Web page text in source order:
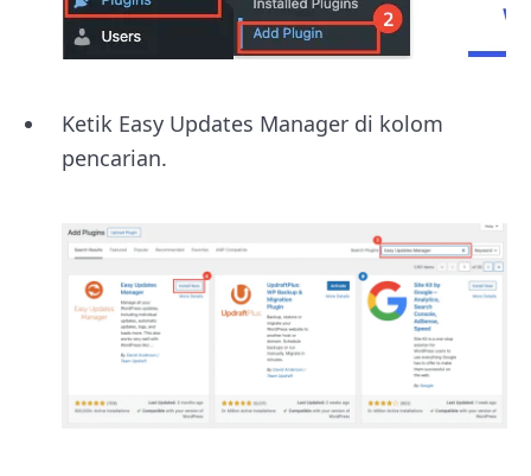
Ketik Easy Updates Manager di kolom
pencarian.